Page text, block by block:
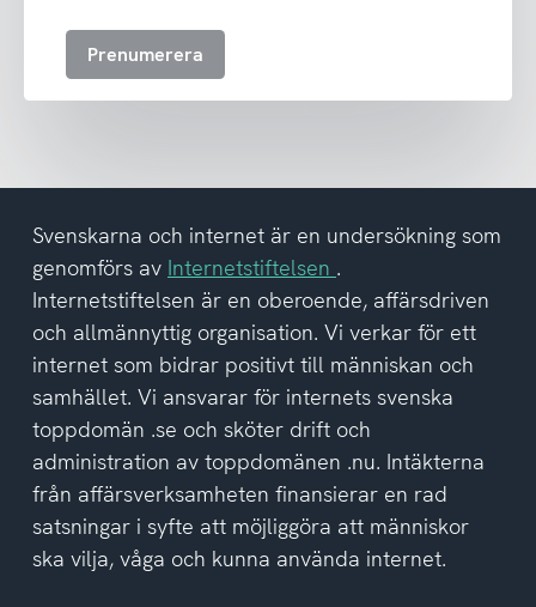
att
del
av
integritetspolicyn
Prenumerera
Svenskarna och internet är en undersökning som
genomförs av Internetstiftelsen .
Internetstiftelsen är en oberoende, affärsdriven
och allmännyttig organisation. Vi verkar för ett
internet som bidrar positivt till människan och
samhället. Vi ansvarar för internets svenska
toppdomän .se och sköter drift och
administration av toppdomänen .nu. Intäkterna
från affärsverksamheten finansierar en rad
satsningar i syfte att möjliggöra att människor
ska vilja, våga och kunna använda internet.